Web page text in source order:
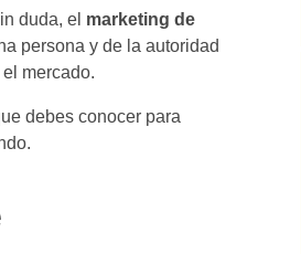
duda, el marketing de
persona y de la autoridad
mercado.
debes conocer para